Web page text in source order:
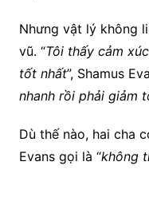
Nhưng vật lý không
vũ. “Tôi thấy cảm
tốt nhất”, Shamus
nhanh rồi phải giảm
Dù thế nào, hai cha
Evans gọi là “không